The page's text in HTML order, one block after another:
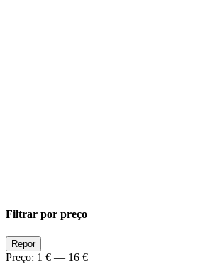
Filtrar por preço
Preço
Min
Preço
Max
Repor
Preço: 1 € — 16 €